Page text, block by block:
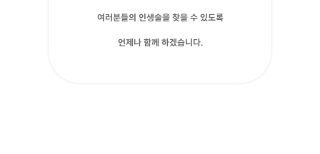
여러분들의 인생술을 찾을 수 있도록
언제나 함께 하겠습니다.